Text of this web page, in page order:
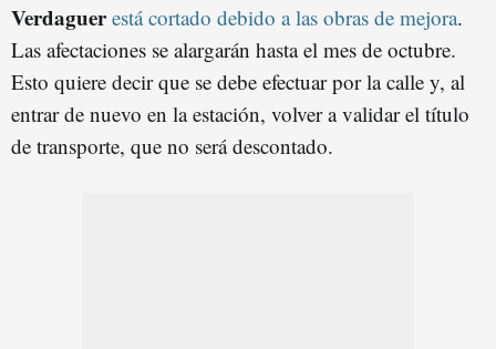
Verdaguer está cortado debido a las obras de mejora.
Las afectaciones se alargarán hasta el mes de octubre.
Esto quiere decir que se debe efectuar por la calle y, al
entrar de nuevo en la estación, volver a validar el título
de transporte, que no será descontado.